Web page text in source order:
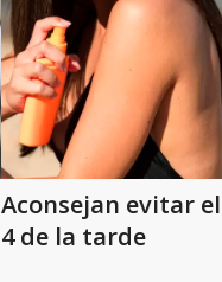
Aconsejan evitar
4 de la tarde